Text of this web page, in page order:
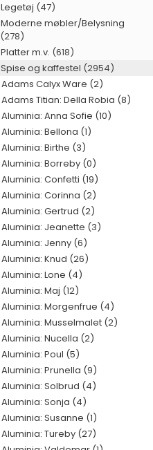
Legetøj (47)
Moderne møbler/Belysning
(278)
Platter m.v. (618)
Spise og kaffestel (2954)
Adams Calyx Ware (2)
Adams Titian: Della Robia (8)
Aluminia: Anna Sofie (10)
Aluminia: Bellona (1)
Aluminia: Birthe (3)
Aluminia: Borreby (0)
Aluminia: Confetti (19)
Aluminia: Corinna (2)
Aluminia: Gertrud (2)
Aluminia: Jeanette (3)
Aluminia: Jenny (6)
Aluminia: Knud (26)
Aluminia: Lone (4)
Aluminia: Maj (12)
Aluminia: Morgenfrue (4)
Aluminia: Musselmalet (2)
Aluminia: Nucella (2)
Aluminia: Poul (5)
Aluminia: Prunella (9)
Aluminia: Solbrud (4)
Aluminia: Sonja (4)
Aluminia: Susanne (1)
Aluminia: Tureby (27)